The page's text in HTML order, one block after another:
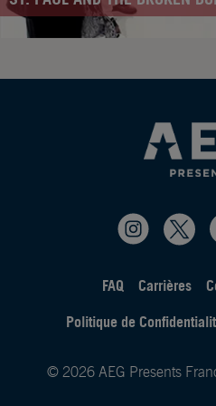
FAQ Carrières
Politique de
© 2026 AEG Presents